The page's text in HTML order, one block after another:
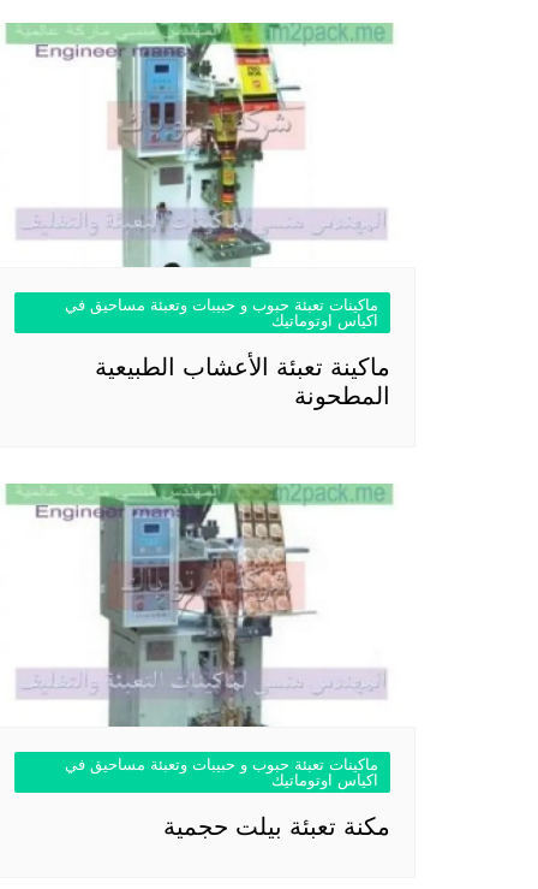
ماكينات تعبئة حبوب و حبيبات وتعبئة مساحيق في
اكياس اوتوماتيك
ماكينة تعبئة الأعشاب الطبيعية
المطحونة
ماكينات تعبئة حبوب و حبيبات وتعبئة مساحيق في
اكياس اوتوماتيك
مكنة تعبئة بيلت حجمية